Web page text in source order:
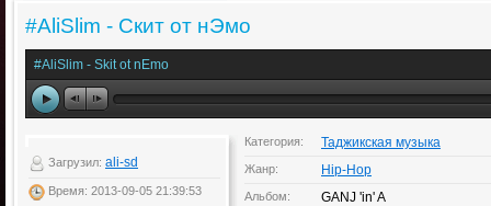
#AliSlim - Скит от нЭмо
#AliSlim - Skit ot nEmo
Загрузил: ali-sd
Время: 2013-09-05 21:39:53
Категория: Таджикская музыка
Жанр: Hip-Hop
Альбом: GANJ 'in' A